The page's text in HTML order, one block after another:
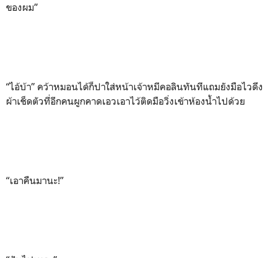
ของผม”
“ไอ้บ้า” คว้าหมอนได้ก็ปาใส่หน้าเจ้าหมีคอลินทันทีแถมยังมือไวดึง
ผ้าเช็ดตัวที่อีกคนผูกคาดเอวเอาไว้ติดมือวิ่งเข้าห้องน้ำไปด้วย
“เอาคืนมานะ!”